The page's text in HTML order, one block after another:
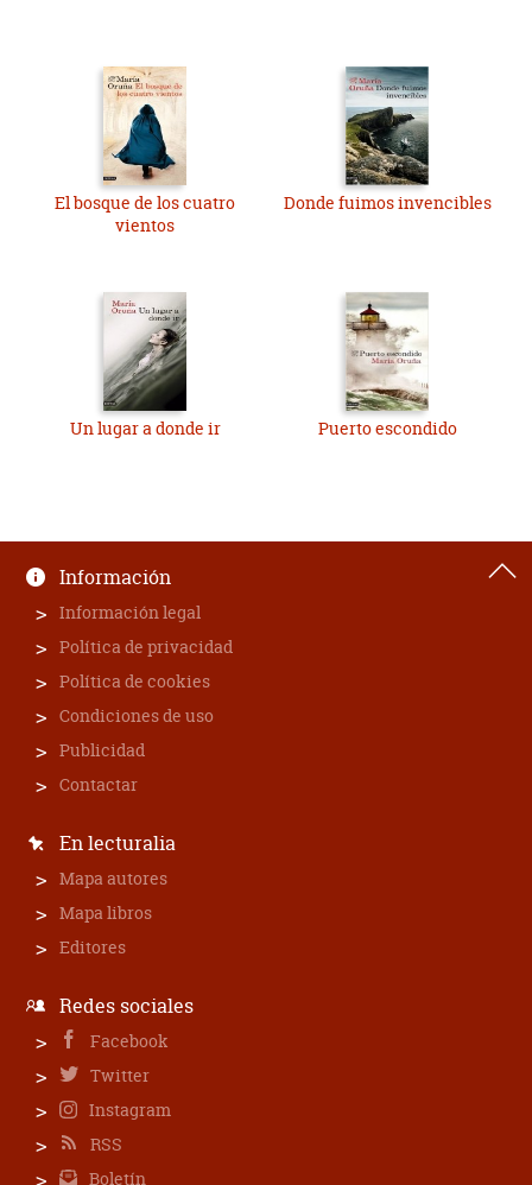
El bosque de los cuatro
vientos
Donde fuimos invencibles
Un lugar a donde ir Puerto escondido
Información
Información legal
Política de privacidad
Política de cookies
Condiciones de uso
Publicidad
Contactar
En lecturalia
Mapa autores
Mapa libros
Editores
Redes sociales
Facebook
Twitter
Instagram
RSS
Boletín